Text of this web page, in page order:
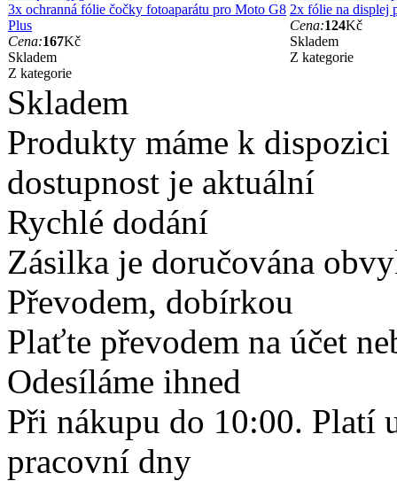
3x ochranná fólie čočky fotoaparátu pro Moto G8
Plus
Cena:167Kč
Skladem
Z kategorie
2x fólie na displej
Cena:124Kč
Skladem
Z kategorie
Skladem
Produkty máme k
dostupnost je aktuální
Rychlé dodání
Zásilka je doručována
Převodem, dobírkou
Plaťte převodem na účet
Odesíláme ihned
Při nákupu do 10:00. Platí
pracovní dny